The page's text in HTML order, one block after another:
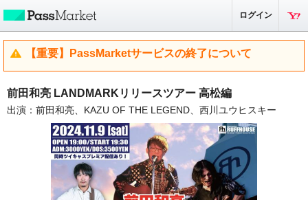
ログイン
【重要】PassMarketサービスの終了について
前田和亮 LANDMARKリリースツアー 高松編
出演：前田和亮、KAZU OF THE LEGEND、西川ユウヒスキー